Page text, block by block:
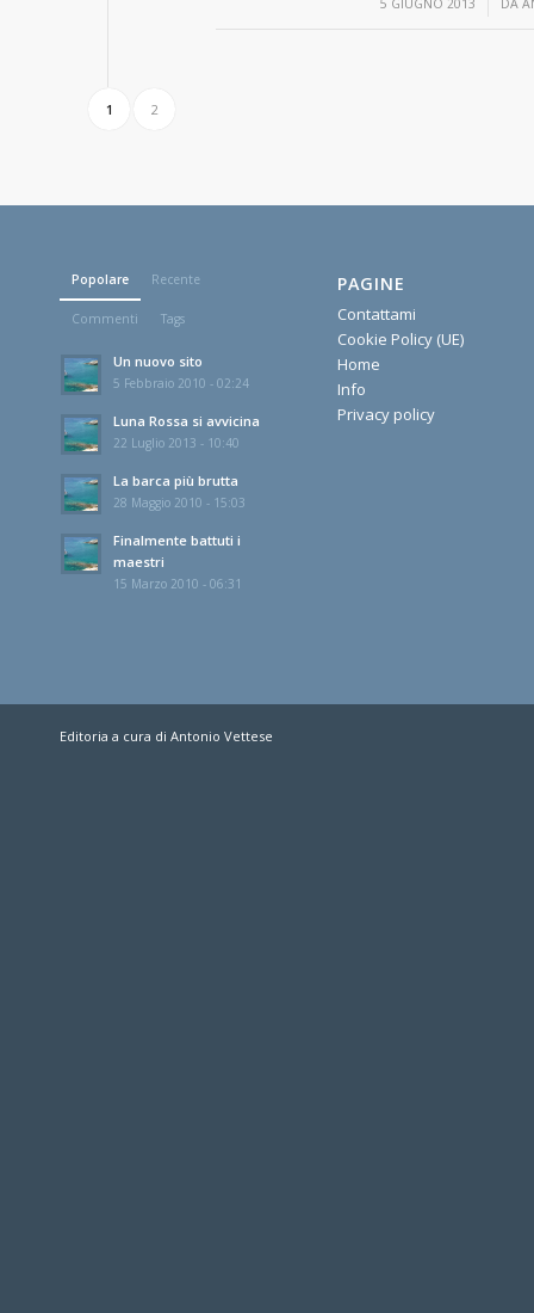
5 GIUGNO 2013 DA
1 2
Popolare Recente
Commenti Tags
Un nuovo sito
5 Febbraio 2010 - 02:24
Luna Rossa si avvicina
22 Luglio 2013 - 10:40
La barca più brutta
28 Maggio 2010 - 15:03
Finalmente battuti i
maestri
15 Marzo 2010 - 06:31
PAGINE
Contattami
Cookie Policy (UE)
Home
Info
Privacy policy
Editoria a cura di Antonio Vettese